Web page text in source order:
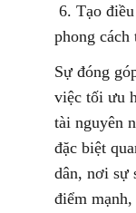
6. Tạo
phong cách
Sự đóng
việc tối ưu
tài nguyên
đặc biệt
dân, nơi sự
điểm mạnh,